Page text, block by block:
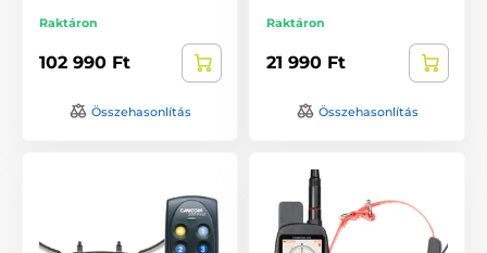
Raktáron
102 990 Ft
Összehasonlítás
Raktáron
21 990 Ft
Összehasonlítás